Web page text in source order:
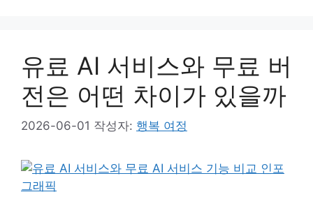
유료 AI 서비스와 무료 버
전은 어떤 차이가 있을까
2026-06-01 작성자: 행복 여정